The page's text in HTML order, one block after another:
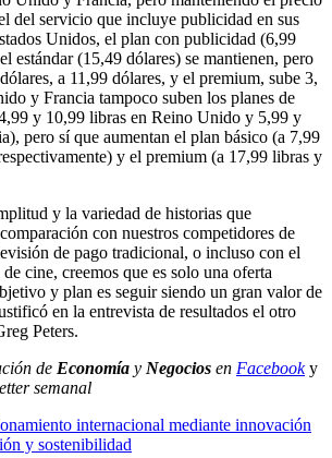
del servicio que incluye publicidad en sus
Unidos, el plan con publicidad (6,99
estándar (15,49 dólares) se mantienen, pero
a 11,99 dólares, y el premium, sube 3,
y Francia tampoco suben los planes de
y 10,99 libras en Reino Unido y 5,99 y
pero sí que aumentan el plan básico (a 7,99
y el premium (a 17,99 libras y
y la variedad de historias que
con nuestros competidores de
de pago tradicional, o incluso con el
cine, creemos que es solo una oferta
y plan es seguir siendo un gran valor de
en la entrevista de resultados el otro
Peters.
de Economía y Negocios en Facebooky
semanal
internacional mediante innovación
y sostenibilidad